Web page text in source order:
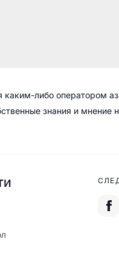
каким-либо оператором
знания и мнение